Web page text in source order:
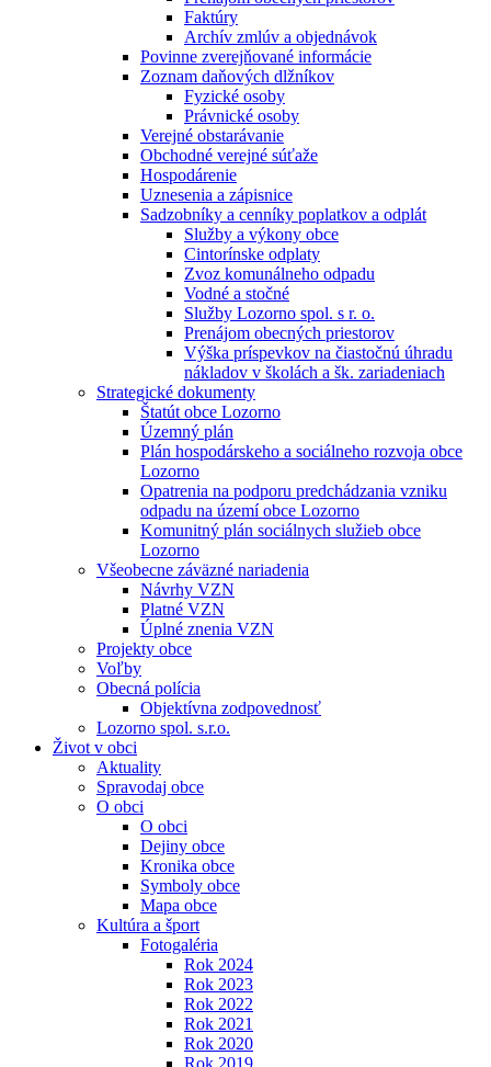
Faktúry
Archív zmlúv a objednávok
Povinne zverejňované informácie
Zoznam daňových dlžníkov
Fyzické osoby
Právnické osoby
Verejné obstarávanie
Obchodné verejné súťaže
Hospodárenie
Uznesenia a zápisnice
Sadzobníky a cenníky poplatkov a odplát
Služby a výkony obce
Cintorínske odplaty
Zvoz komunálneho odpadu
Vodné a stočné
Služby Lozorno spol. s r. o.
Prenájom obecných priestorov
Výška príspevkov na čiastočnú úhradu
nákladov v školách a šk. zariadeniach
Strategické dokumenty
Štatút obce Lozorno
Územný plán
Plán hospodárskeho a sociálneho rozvoja obce
Lozorno
Opatrenia na podporu predchádzania vzniku
odpadu na území obce Lozorno
Komunitný plán sociálnych služieb obce
Lozorno
Všeobecne záväzné nariadenia
Návrhy VZN
Platné VZN
Úplné znenia VZN
Projekty obce
Voľby
Obecná polícia
Objektívna zodpovednosť
Lozorno spol. s.r.o.
Život v obci
Aktuality
Spravodaj obce
O obci
O obci
Dejiny obce
Kronika obce
Symboly obce
Mapa obce
Kultúra a šport
Fotogaléria
Rok 2024
Rok 2023
Rok 2022
Rok 2021
Rok 2020
Rok 2019